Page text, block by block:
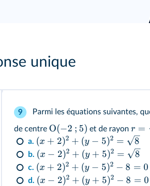
unique
9 Parmi les équations suivantes,
de centre O(−2 ; 5) et de rayon r =
a. (x + 2)2 + (y − 5)2 = 8
b. (x − 2)2 + (y + 5)2 = 8
c. (x + 2)2 + (y − 5)2 − 8 = 0
d. (x − 2)2 + (y + 5)2 − 8 = 0